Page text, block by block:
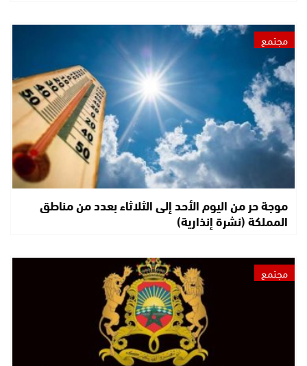
مجتمع
موجة حر من اليوم الأحد إلى الثلاثاء بعدد من مناطق
المملكة (نشرة إنذارية)
مجتمع